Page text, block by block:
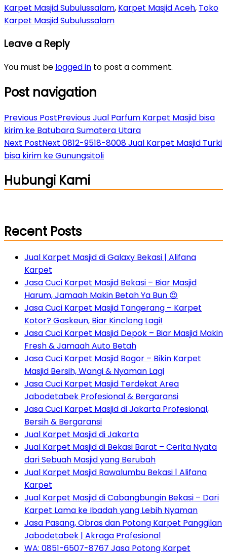
Karpet Masjid Subulussalam, Karpet Masjid Aceh, Toko
Karpet Masjid Subulussalam
Leave a Reply
You must be logged in to post a comment.
Post navigation
Previous PostPreviousJual Parfum Karpet Masjid bisa
kirim ke Batubara Sumatera Utara
Next PostNext 0812-9518-8008 Jual Karpet Masjid Turki
bisa kirim ke Gunungsitoli
Hubungi Kami
Recent Posts
Jual Karpet Masjid di Galaxy Bekasi | Alifana
Karpet
Jasa Cuci Karpet Masjid Bekasi – Biar Masjid
Harum, Jamaah Makin Betah Ya Bun 😍
Jasa Cuci Karpet Masjid Tangerang – Karpet
Kotor? Gaskeun, Biar Kinclong Lagi!
Jasa Cuci Karpet Masjid Depok – Biar Masjid Makin
Fresh & Jamaah Auto Betah
Jasa Cuci Karpet Masjid Bogor – Bikin Karpet
Masjid Bersih, Wangi & Nyaman Lagi
Jasa Cuci Karpet Masjid Terdekat Area
Jabodetabek Profesional & Bergaransi
Jasa Cuci Karpet Masjid di Jakarta Profesional,
Bersih & Bergaransi
Jual Karpet Masjid di Jakarta
Jual Karpet Masjid di Bekasi Barat – Cerita Nyata
dari Sebuah Masjid yang Berubah
Jual Karpet Masjid Rawalumbu Bekasi | Alifana
Karpet
Jual Karpet Masjid di Cabangbungin Bekasi – Dari
Karpet Lama ke Ibadah yang Lebih Nyaman
Jasa Pasang, Obras dan Potong Karpet Panggilan
Jabodetabek | Akraga Profesional
WA: 0851-6507-8767 Jasa Potong Karpet